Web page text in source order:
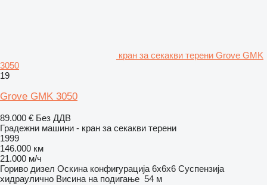
кран за секакви терени Grove GMK
3050
19
Grove GMK 3050
89.000 € Без ДДВ
Градежни машини - кран за секакви терени
1999
146.000 км
21.000 м/ч
Гориво дизел Оскина конфигурација 6x6x6 Суспензија
хидраулично Висина на подигање 54 м